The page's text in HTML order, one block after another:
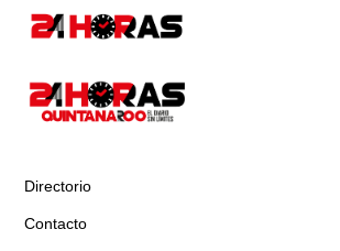
Directorio
Contacto